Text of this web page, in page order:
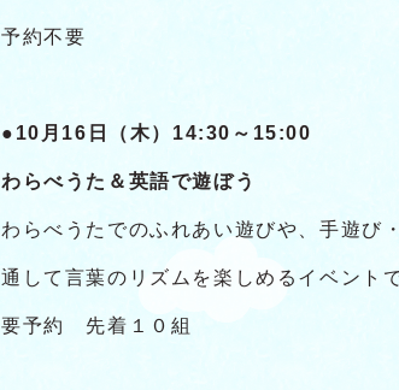
予約不要
●10月16日（木）14:30～15:00
わらべうた＆英語で遊ぼう
わらべうたでのふれあい遊びや、手遊び
通して言葉のリズムを楽しめるイベントで
要予約 先着１０組